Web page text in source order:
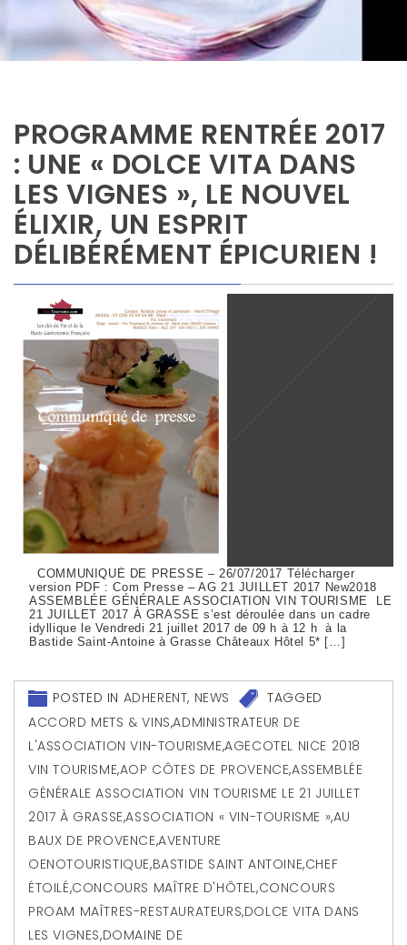
PROGRAMME RENTRÉE 2017
: UNE « DOLCE VITA DANS
LES VIGNES », LE NOUVEL
ÉLIXIR, UN ESPRIT
DÉLIBÉRÉMENT ÉPICURIEN !
COMMUNIQUÉ DE PRESSE – 26/07/2017 Télécharger
version PDF : Com Presse – AG 21 JUILLET 2017 New2018
ASSEMBLÉE GÉNÉRALE ASSOCIATION VIN TOURISME LE
21 JUILLET 2017 À GRASSE s’est déroulée dans un cadre
idyllique le Vendredi 21 juillet 2017 de 09 h à 12 h à la
Bastide Saint-Antoine à Grasse Châteaux Hôtel 5* […]
POSTED IN ADHERENT, NEWS
TAGGED
ACCORD METS & VINS,ADMINISTRATEUR DE
L'ASSOCIATION VIN-TOURISME,AGECOTEL NICE 2018
VIN TOURISME,AOP CÔTES DE PROVENCE,ASSEMBLÉE
GÉNÉRALE ASSOCIATION VIN TOURISME LE 21 JUILLET
2017 À GRASSE,ASSOCIATION « VIN-TOURISME »,AU
BAUX DE PROVENCE,AVENTURE
OENOTOURISTIQUE,BASTIDE SAINT ANTOINE,CHEF
ÉTOILÉ,CONCOURS MAÎTRE D'HÔTEL,CONCOURS
PROAM MAÎTRES-RESTAURATEURS,DOLCE VITA DANS
LES VIGNES,DOMAINE DE